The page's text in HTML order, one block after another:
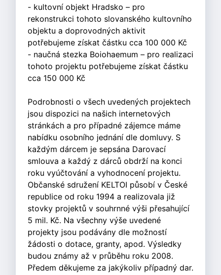
- kultovní objekt Hradsko – pro
rekonstrukci tohoto slovanského kultovního
objektu a doprovodných aktivit
potřebujeme získat částku cca 100 000 Kč
- naučná stezka Boiohaemum – pro realizaci
tohoto projektu potřebujeme získat částku
cca 150 000 Kč
Podrobnosti o všech uvedených projektech
jsou dispozici na našich internetových
stránkách a pro případné zájemce máme
nabídku osobního jednání dle domluvy. S
každým dárcem je sepsána Darovací
smlouva a každý z dárců obdrží na konci
roku vyúčtování a vyhodnocení projektu.
Občanské sdružení KELTOI působí v České
republice od roku 1994 a realizovala již
stovky projektů v souhrnné výši přesahující
5 mil. Kč. Na všechny výše uvedené
projekty jsou podávány dle možností
žádosti o dotace, granty, apod. Výsledky
budou známy až v průběhu roku 2008.
Předem děkujeme za jakýkoliv případný dar.